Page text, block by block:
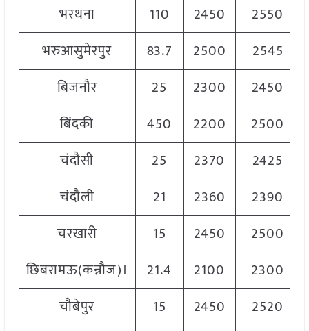
भरथना
110 2450 2550
भरुआसुमेरपुर
83.7 2500 2545
बिजनौर
25 2300 2450
बिंदकी
450 2200 2500
चंदौसी
25 2370 2425
चंदौली
21 2360 2390
चरखारी
15 2450 2500
छिबरामऊ(कन्नौज)।
21.4 2100 2300
चौबेपुर
15 2450 2520